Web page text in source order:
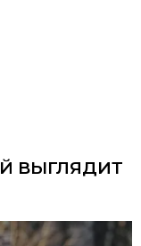
ВЫГЛЯДИТ